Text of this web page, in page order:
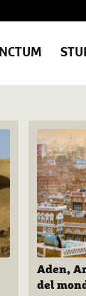
Aden,
del